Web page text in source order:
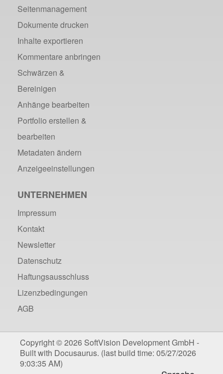
Seitenmanagement
Dokumente drucken
Inhalte exportieren
Kommentare anbringen
Schwärzen &
Bereinigen
Anhänge bearbeiten
Portfolio erstellen &
bearbeiten
Metadaten ändern
Anzeigeeinstellungen
UNTERNEHMEN
Impressum
Kontakt
Newsletter
Datenschutz
Haftungsausschluss
Lizenzbedingungen
AGB
Copyright © 2026 SoftVision Development GmbH -
Built with Docusaurus. (last build time: 05/27/2026
9:03:35 AM)